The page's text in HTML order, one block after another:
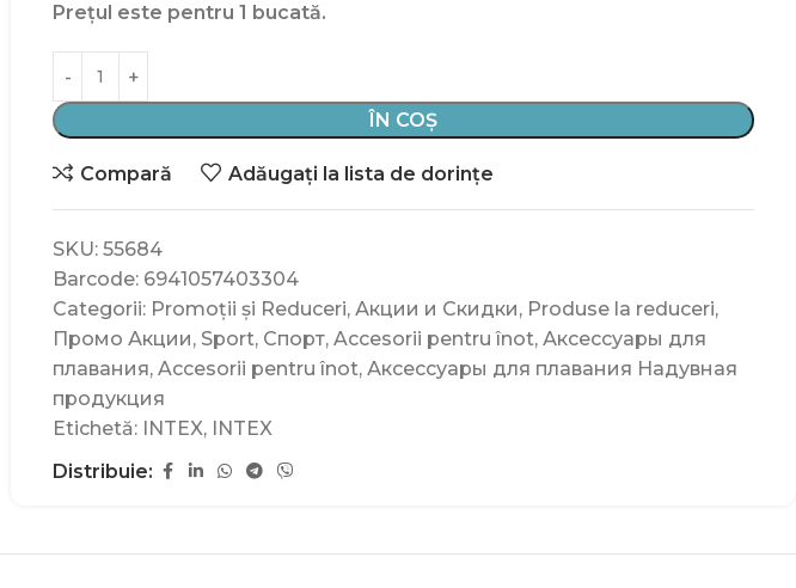
Prețul este pentru 1 bucată.
ÎN COȘ
Compară Adăugați la lista de dorințe
SKU: 55684
Barcode: 6941057403304
Categorii: Promoții și Reduceri, Акции и Скидки, Produse la reduceri,
Промо Акции, Sport, Спорт, Accesorii pentru înot, Аксессуары для
плавания, Accesorii pentru înot, Аксессуары для плавания Надувная
продукция
Etichetă: INTEX, INTEX
Distribuie: